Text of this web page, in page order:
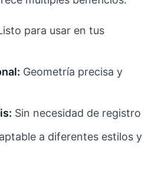
para usar en tus
Geometría precisa y
Sin necesidad de registro
a diferentes estilos y